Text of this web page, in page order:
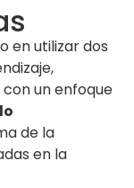
en utilizar dos
un enfoque
de la
en la